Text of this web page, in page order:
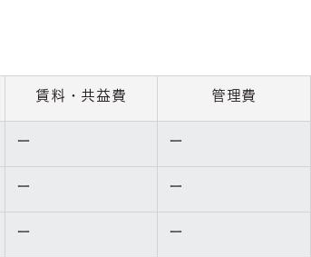
賃料・共益費 管理費
ー ー
ー ー
ー ー